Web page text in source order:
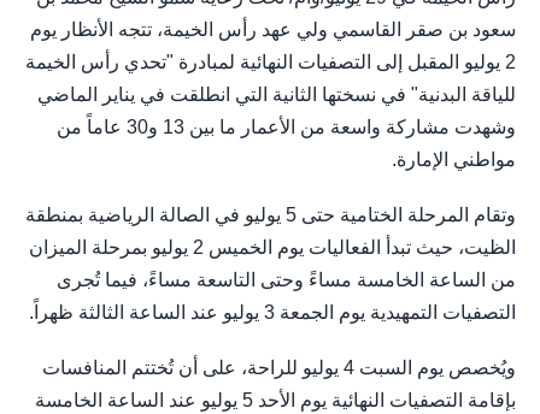
سعود بن صقر القاسمي ولي عهد رأس الخيمة، تتجه الأنظار يوم
2 يوليو المقبل إلى التصفيات النهائية لمبادرة "تحدي رأس الخيمة
للياقة البدنية" في نسختها الثانية التي انطلقت في يناير الماضي
وشهدت مشاركة واسعة من الأعمار ما بين 13 و30 عاماً من
مواطني الإمارة.
وتقام المرحلة الختامية حتى 5 يوليو في الصالة الرياضية بمنطقة
الظيت، حيث تبدأ الفعاليات يوم الخميس 2 يوليو بمرحلة الميزان
من الساعة الخامسة مساءً وحتى التاسعة مساءً، فيما تُجرى
التصفيات التمهيدية يوم الجمعة 3 يوليو عند الساعة الثالثة ظهراً.
ويُخصص يوم السبت 4 يوليو للراحة، على أن تُختتم المنافسات
بإقامة التصفيات النهائية يوم الأحد 5 يوليو عند الساعة الخامسة